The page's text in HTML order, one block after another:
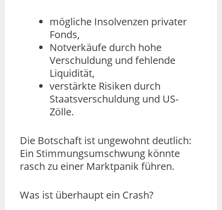
mögliche Insolvenzen privater
Fonds,
Notverkäufe durch hohe
Verschuldung und fehlende
Liquidität,
verstärkte Risiken durch
Staatsverschuldung und US-
Zölle.
Die Botschaft ist ungewohnt deutlich:
Ein Stimmungsumschwung könnte
rasch zu einer Marktpanik führen.
Was ist überhaupt ein Crash?